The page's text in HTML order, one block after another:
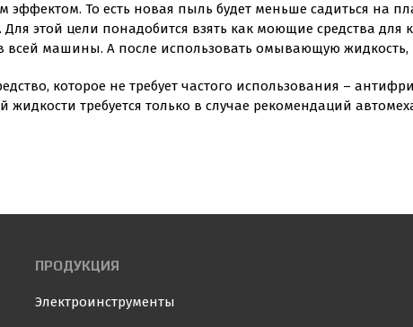
эффектом. То есть новая пыль будет меньше садиться на
. Для этой цели понадобится взять как моющие средства
всей машины. А после использовать омывающую
которое не требует частого использования –
жидкости требуется только в случае рекомендаций
ПРОДУКЦИЯ
Электроинструменты